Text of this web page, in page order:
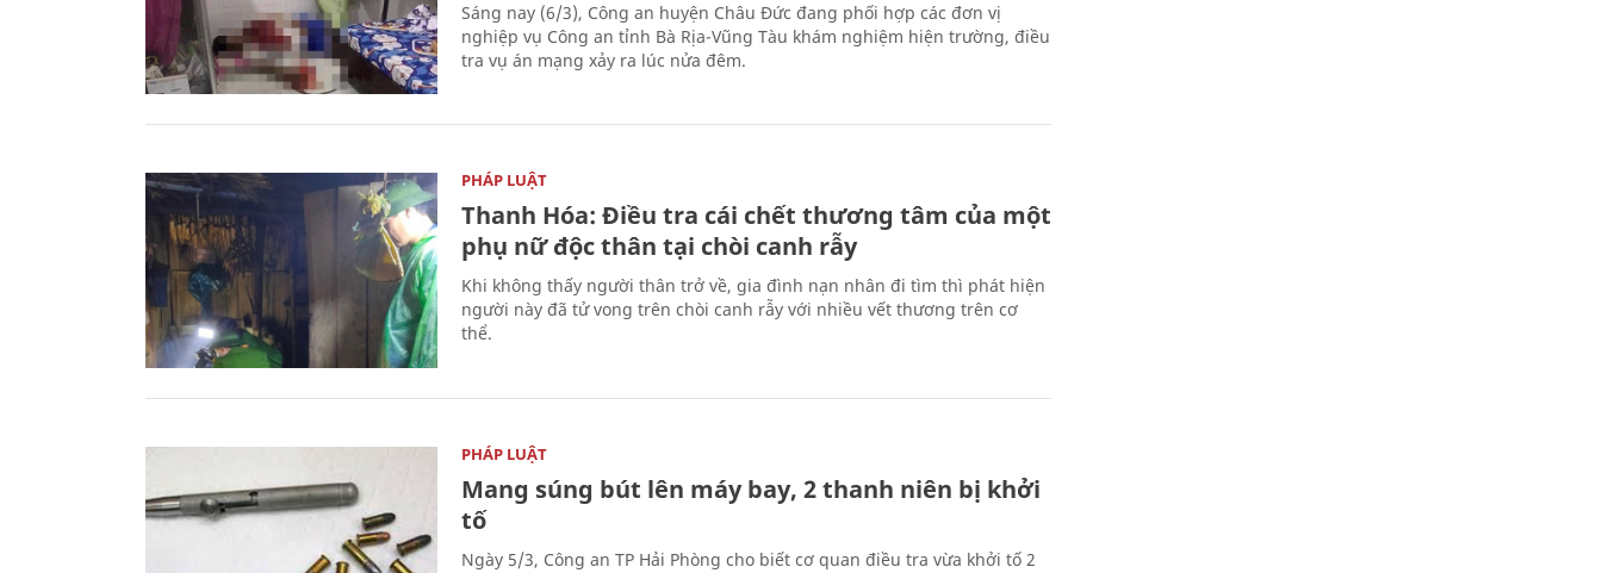
Sáng nay (6/3), Công an huyện Châu Đức đang phối hợp các đơn vị
nghiệp vụ Công an tỉnh Bà Rịa-Vũng Tàu khám nghiệm hiện trường, điều
tra vụ án mạng xảy ra lúc nửa đêm.
PHÁP LUẬT
Thanh Hóa: Điều tra cái chết thương tâm của một
phụ nữ độc thân tại chòi canh rẫy
Khi không thấy người thân trở về, gia đình nạn nhân đi tìm thì phát hiện
người này đã tử vong trên chòi canh rẫy với nhiều vết thương trên cơ
thể.
PHÁP LUẬT
Mang súng bút lên máy bay, 2 thanh niên bị khởi
tố
Ngày 5/3, Công an TP Hải Phòng cho biết cơ quan điều tra vừa khởi tố 2